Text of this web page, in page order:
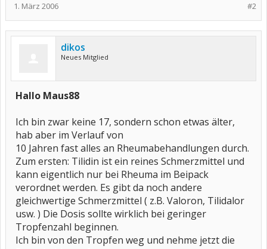
#2
1. März 2006
dikos
Neues Mitglied
Hallo Maus88
Ich bin zwar keine 17, sondern schon etwas älter,
hab aber im Verlauf von
10 Jahren fast alles an Rheumabehandlungen durch.
Zum ersten: Tilidin ist ein reines Schmerzmittel und
kann eigentlich nur bei Rheuma im Beipack
verordnet werden. Es gibt da noch andere
gleichwertige Schmerzmittel ( z.B. Valoron, Tilidalor
usw. ) Die Dosis sollte wirklich bei geringer
Tropfenzahl beginnen.
Ich bin von den Tropfen weg und nehme jetzt die